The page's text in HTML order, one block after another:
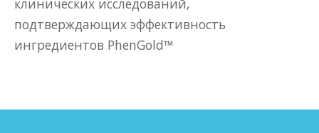
подтверждающих эффективность
ингредиентов PhenGold™